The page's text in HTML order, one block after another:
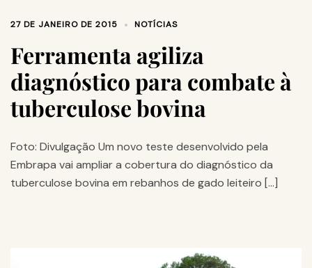
27 DE JANEIRO DE 2015 NOTÍCIAS
Ferramenta agiliza
diagnóstico para combate à
tuberculose bovina
Foto: Divulgação Um novo teste desenvolvido pela
Embrapa vai ampliar a cobertura do diagnóstico da
tuberculose bovina em rebanhos de gado leiteiro […]